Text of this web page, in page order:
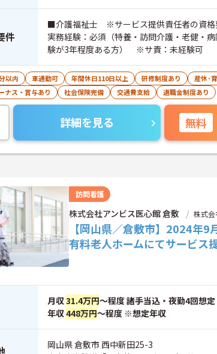
件
■介護福祉士 ※サービス提供責任者の
実務経験：必須（特養・訪問介護・老健・
験が3年程度ある方） ※サ責：未経験可
以内 車通勤可 年間休日110日以上 研修制度あり
産休･
ナス・賞与あり 社会保険完備 交通費支給 退職金制度あり
詳細を見る 無料
訪問看護
株式会社アンビス医心館 倉敷 株式会
【岡山県／倉敷市】2024年9
有料老人ホームにてサービス
月収31.4万円～程度 諸手当込・夜勤4回想定
年収448万円～程度 ※想定年収
岡山県 倉敷市 西中新田25-3